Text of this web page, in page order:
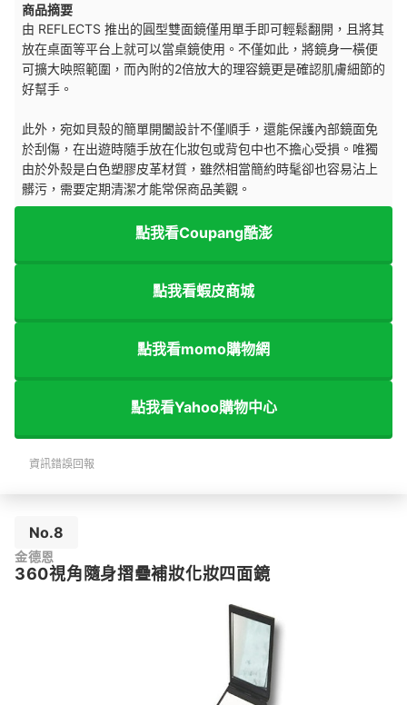
商品摘要
由 REFLECTS 推出的圓型雙面鏡僅用單手即可輕鬆翻開，且將其
放在桌面等平台上就可以當桌鏡使用。不僅如此，將鏡身一橫便
可擴大映照範圍，而內附的2倍放大的理容鏡更是確認肌膚細節的
好幫手。
此外，宛如貝殼的簡單開闔設計不僅順手，還能保護內部鏡面免
於刮傷，在出遊時隨手放在化妝包或背包中也不擔心受損。唯獨
由於外殼是白色塑膠皮革材質，雖然相當簡約時髦卻也容易沾上
髒污，需要定期清潔才能常保商品美觀。
點我看Coupang酷澎
點我看蝦皮商城
點我看momo購物網
點我看Yahoo購物中心
資訊錯誤回報
No.8
金德恩
360視角隨身摺疊補妝化妝四面鏡